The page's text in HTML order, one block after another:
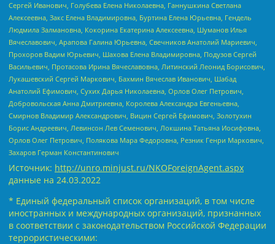
Сергей Иванович, Голубева Елена Николаевна, Ганнушкина Светлана
Алексеевна, Закс Елена Владимировна, Буртина Елена Юрьевна, Гендель
Людмила Залмановна, Кокорина Екатерина Алексеевна, Шуманов Илья
Вячеславович, Арапова Галина Юрьевна, Свечников Анатолий Мариевич,
Прохоров Вадим Юрьевич, Шахова Елена Владимировна, Подузов Сергей
Васильевич, Протасова Ирина Вячеславовна, Литинский Леонид Борисович,
Лукашевский Сергей Маркович, Бахмин Вячеслав Иванович, Шабад
Анатолий Ефимович, Сухих Дарья Николаевна, Орлов Олег Петрович,
Добровольская Анна Дмитриевна, Королева Александра Евгеньевна,
Смирнов Владимир Александрович, Вицин Сергей Ефимович, Золотухин
Борис Андреевич, Левинсон Лев Семенович, Локшина Татьяна Иосифовна,
Орлов Олег Петрович, Полякова Мара Федоровна, Резник Генри Маркович,
Захаров Герман Константинович
Источник: http://unro.minjust.ru/NKOForeignAgent.aspx
данные на 24.03.2022
* Единый федеральный список организаций, в том числе
иностранных и международных организаций, признанных
в соответствии с законодательством Российской Федерации
террористическими: